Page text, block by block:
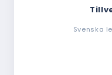
Svenska